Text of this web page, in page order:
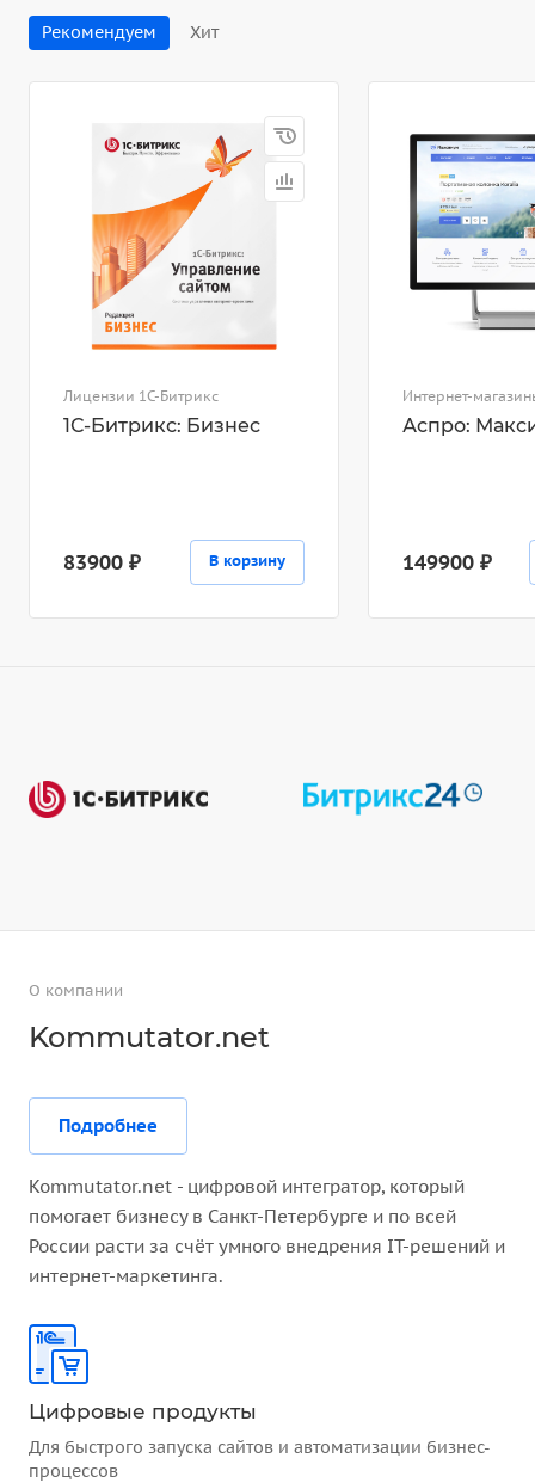
Рекомендуем Хит
Лицензии 1С-Битрикс
1С-Битрикс: Бизнес
83900 ₽ В корзину
Интернет-
Аспро:
149900 ₽
О компании
Kommutator.net
Подробнее
Kommutator.net - цифровой интегратор, который
помогает бизнесу в Санкт-Петербурге и по всей
России расти за счёт умного внедрения IT-решений и
интернет-маркетинга.
Цифровые продукты
Для быстрого запуска сайтов и автоматизации бизнес-
процессов